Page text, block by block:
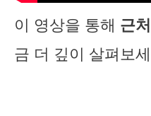
이 영상을 통해 근
금 더 깊이 살펴보